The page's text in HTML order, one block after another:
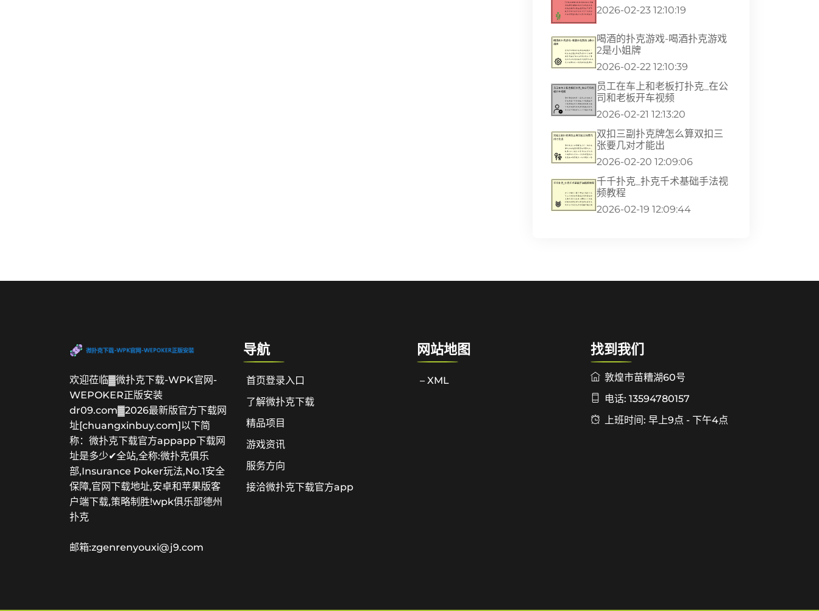
2026-02-23 12:10:19
喝酒的扑克游戏-喝酒扑克游戏
2是小姐牌
2026-02-22 12:10:39
员工在车上和老板打扑克_在公
司和老板开车视频
2026-02-21 12:13:20
双扣三副扑克牌怎么算双扣三
张要几对才能出
2026-02-20 12:09:06
千千扑克_扑克千术基础手法视
频教程
2026-02-19 12:09:44
欢迎莅临▓微扑克下载-WPK官网-
WEPOKER正版安装
dr09.com▓2026最新版官方下载网
址[chuangxinbuy.com]以下简
称：微扑克下载官方appapp下载网
址是多少✔全站,全称:微扑克俱乐
部,Insurance Poker玩法,No.1安全
保障,官网下载地址,安卓和苹果版客
户端下载,策略制胜!wpk俱乐部德州
扑克
邮箱:zgenrenyouxi@j9.com
导航
首页登录入口
了解微扑克下载
精品项目
游戏资讯
服务方向
接洽微扑克下载官方app
网站地图
– XML
找到我们
敦煌市苗糟湖60号
电话: 13594780157
上班时间: 早上9点 - 下午4点